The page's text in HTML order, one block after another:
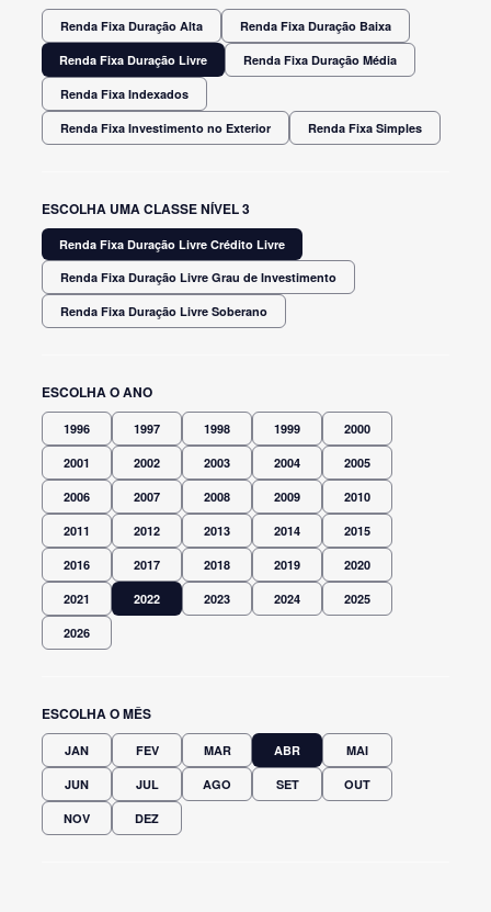
Renda Fixa Duração Alta Renda Fixa Duração Baixa
Renda Fixa Duração Livre Renda Fixa Duração Média
Renda Fixa Indexados
Renda Fixa Investimento no Exterior Renda Fixa Simples
ESCOLHA UMA CLASSE NÍVEL 3
Renda Fixa Duração Livre Crédito Livre
Renda Fixa Duração Livre Grau de Investimento
Renda Fixa Duração Livre Soberano
ESCOLHA O ANO
1996 1997 1998 1999 2000
2001 2002 2003 2004 2005
2006 2007 2008 2009 2010
2011 2012 2013 2014 2015
2016 2017 2018 2019 2020
2021 2022 2023 2024 2025
2026
ESCOLHA O MÊS
JAN FEV MAR ABR MAI
JUN JUL AGO SET OUT
NOV DEZ